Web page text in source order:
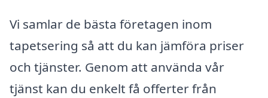
Vi samlar de bästa företagen inom
tapetsering så att du kan jämföra priser
och tjänster. Genom att använda vår
tjänst kan du enkelt få offerter från